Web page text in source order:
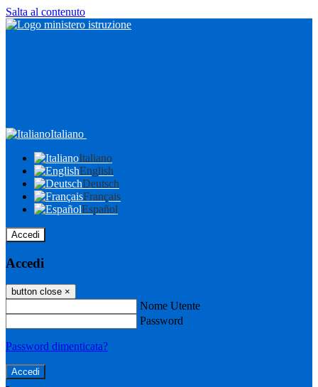
Salta al contenuto
Italiano
Italiano
English
Deutsch
Français
Español
Accedi
Accedi
button close ×
Nome Utente
Password
Password dimenticata?